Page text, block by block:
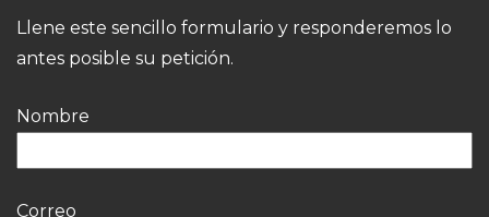
Llene este sencillo formulario y responderemos lo
antes posible su petición.
Nombre
Correo